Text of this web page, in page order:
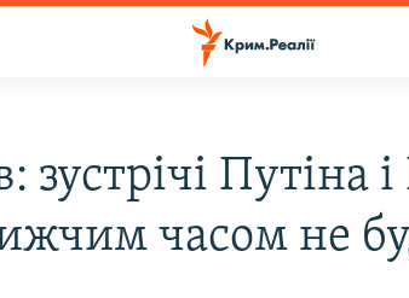
зустрічі Путіна
часом не